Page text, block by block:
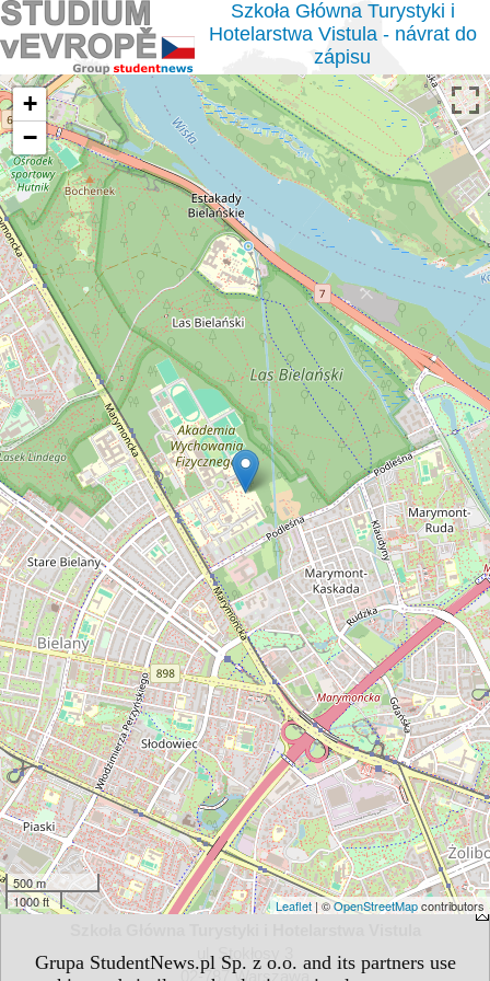
Grupa StudentNews.pl Sp. z o.o. and its partners use
Szkoła Główna Turystyki i
Hotelarstwa Vistula - návrat do
zápisu
+
−
500 m
1000 ft
Leaflet | ©OpenStreetMapcontributors
ul. Stokłosy 3
02-787 Warszawa